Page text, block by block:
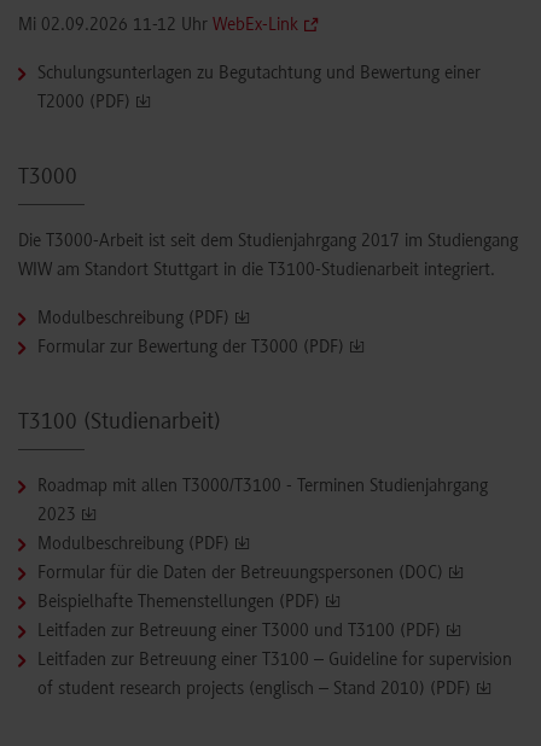
Mi 02.09.2026 11-12 Uhr WebEx-Link
Schulungsunterlagen zu Begutachtung und Bewertung einer
T2000 (PDF)
T3000
Die T3000-Arbeit ist seit dem Studienjahrgang 2017 im Studiengang
WIW am Standort Stuttgart in die T3100-Studienarbeit integriert.
Modulbeschreibung (PDF)
Formular zur Bewertung der T3000 (PDF)
T3100 (Studienarbeit)
Roadmap mit allen T3000/T3100 - Terminen Studienjahrgang
2023
Modulbeschreibung (PDF)
Formular für die Daten der Betreuungspersonen (DOC)
Beispielhafte Themenstellungen (PDF)
Leitfaden zur Betreuung einer T3000 und T3100 (PDF)
Leitfaden zur Betreuung einer T3100 – Guideline for supervision
of student research projects (englisch – Stand 2010) (PDF)